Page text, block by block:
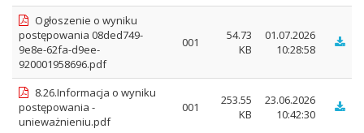
Ogłoszenie o wyniku
postępowania 08ded749-
9e8e-62fa-d9ee-
920001958696.pdf
001
54.73
KB
01.07.2026
10:28:58
8.26.Informacja o wyniku
postępowania -
unieważnieniu.pdf
001
253.55
KB
23.06.2026
10:42:30